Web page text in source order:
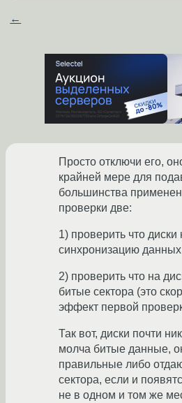
←
Просто отключи его,
крайней мере для
большинства
проверки две:
1) проверить что диски
синхронизацию
2) проверить что на
битые сектора (это
эффект первой
Так вот, диски почти
молча битые данные,
правильные либо
сектора, если и
не в одном и том же